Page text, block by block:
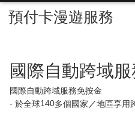
預付卡漫遊服務
國際自動跨域
國際自動跨域服務免按金
- 於全球140多個國家／地區享用